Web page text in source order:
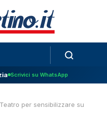
Scrivici su WhatsApp
per sensibilizzare su